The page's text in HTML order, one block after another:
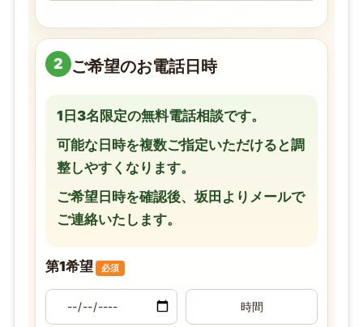
2 ご希望のお電話日時
1日3名限定の無料電話相談です。
可能な日時を複数ご指定いただけると調
整しやすくなります。
ご希望日時を確認後、坂田よりメールで
ご連絡いたします。
第1希望 必須